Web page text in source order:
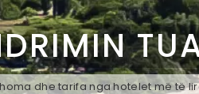
dhe tarifa nga hotelet më të